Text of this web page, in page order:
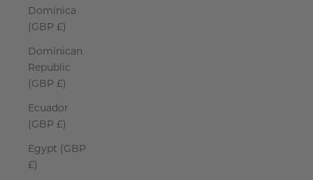
Dominica
(GBP £)
Dominican
Republic
(GBP £)
Ecuador
(GBP £)
Egypt (GBP
£)